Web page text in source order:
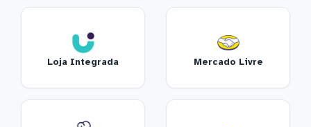
Loja Integrada Mercado Livre